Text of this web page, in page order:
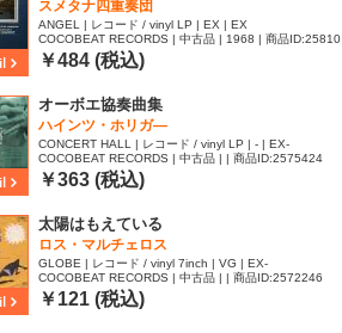
スメタナ四重奏団
ANGEL | レコード / vinyl LP | EX | EX
COCOBEAT RECORDS | 中古品 | 1968 | 商品ID:25810
54
￥484 (税込)
オーボエ協奏曲集
ハインツ・ホリガ―
CONCERT HALL | レコード / vinyl LP | - | EX-
COCOBEAT RECORDS | 中古品 | | 商品ID:2575424
￥363 (税込)
太陽はもえている
ロス・マルチェロス
GLOBE | レコード / vinyl 7inch | VG | EX-
COCOBEAT RECORDS | 中古品 | | 商品ID:2572246
￥121 (税込)